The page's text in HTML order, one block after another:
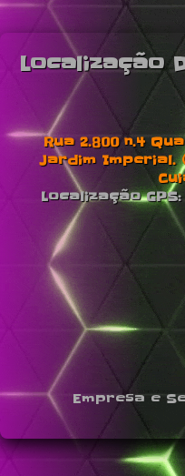
Localização
Rua 2.800 n.4
Jardim Imperial.
Localização GPS:
Empresa e